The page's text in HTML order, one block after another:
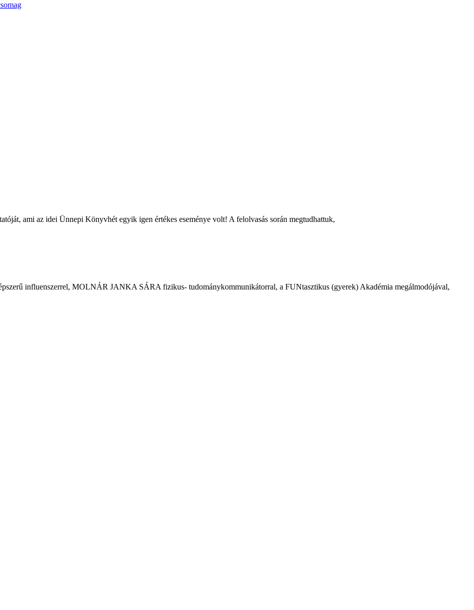
ami az idei Ünnepi Könyvhét egyik igen értékes eseménye volt! A felolvasás során megtudhattuk,
influenszerrel, MOLNÁR JANKA SÁRA fizikus- tudománykommunikátorral, a FUNtasztikus (gyerek) Akadémia megálmodójával,